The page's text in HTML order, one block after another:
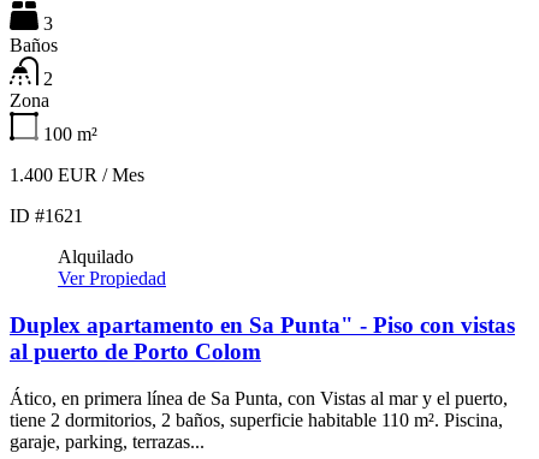
3
Baños
2
Zona
100 m²
1.400 EUR / Mes
ID #1621
Alquilado
Ver Propiedad
Duplex apartamento en Sa Punta" - Piso con vistas
al puerto de Porto Colom
Ático, en primera línea de Sa Punta, con Vistas al mar y el puerto,
tiene 2 dormitorios, 2 baños, superficie habitable 110 m². Piscina,
garaje, parking, terrazas...